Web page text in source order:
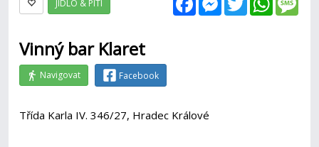
JÍDLO & PITÍ
Vinný bar Klaret
Navigovat Facebook
Třída Karla IV. 346/27, Hradec Králové